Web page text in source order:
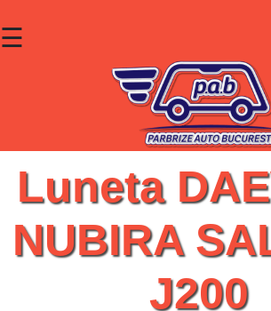
☰
Lunete
Geamuri
Contact
Luneta
NUBIRA
J200